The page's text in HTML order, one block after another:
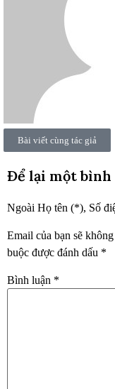
Bài viết cùng tác giả
Để lại một bình
Ngoài Họ tên (*), Số
Email của bạn sẽ
buộc được đánh dấu *
Bình luận *